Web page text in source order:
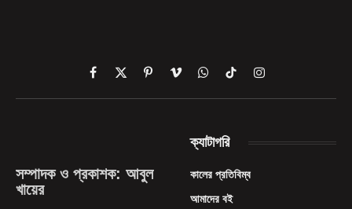
Facebook
X
(Twitter)
PinterestVimeoWhatsAppTikTokInstagram
সম্পাদক ও প্রকাশক: আবুল
খায়ের
ক্যাটাগরি
কালের প্রতিবিম্ব
আমাদের বই